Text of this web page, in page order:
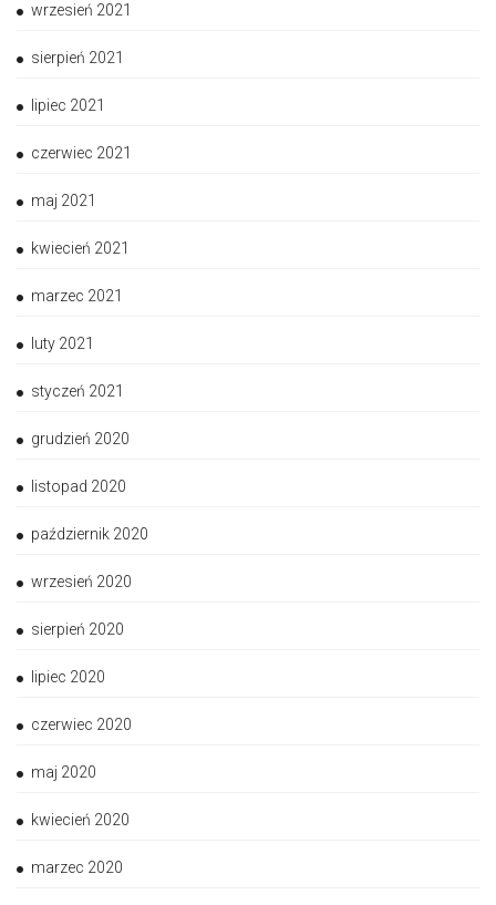
wrzesień 2021
sierpień 2021
lipiec 2021
czerwiec 2021
maj 2021
kwiecień 2021
marzec 2021
luty 2021
styczeń 2021
grudzień 2020
listopad 2020
październik 2020
wrzesień 2020
sierpień 2020
lipiec 2020
czerwiec 2020
maj 2020
kwiecień 2020
marzec 2020